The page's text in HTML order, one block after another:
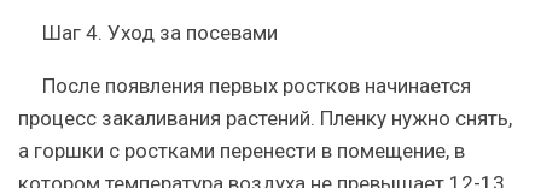
Шаг 4. Уход за посевами
После появления первых ростков начинается
процесс закаливания растений. Пленку нужно снять,
а горшки с ростками перенести в помещение, в
котором температура воздуха не превышает 12-13